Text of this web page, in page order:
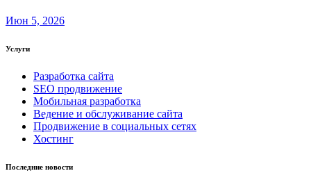
Июн 5, 2026
Услуги
Разработка сайта
SEO продвижение
Мобильная разработка
Ведение и обслуживание сайта
Продвижение в социальных сетях
Хостинг
Последние новости